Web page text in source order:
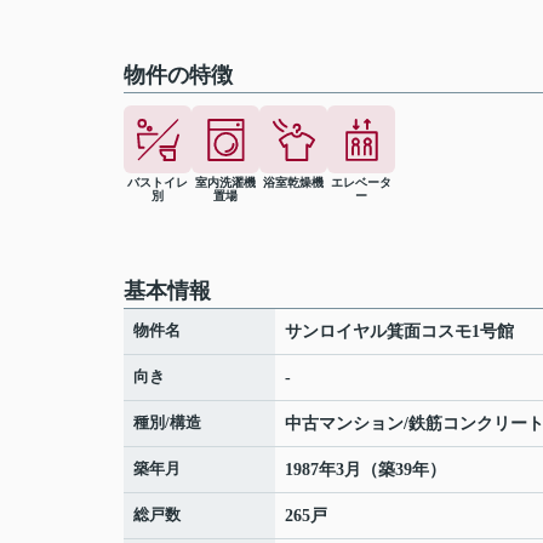
物件の特徴
バストイレ
別
室内洗濯機
置場
浴室乾燥機
エレベータ
ー
基本情報
物件名 サンロイヤル箕面コスモ1号館
向き -
種別/構造 中古マンション/鉄筋コンクリート
築年月 1987年3月（築39年）
総戸数 265戸